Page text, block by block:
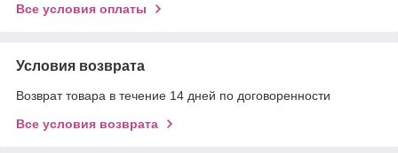
Все условия оплаты
Условия возврата
Возврат товара в течение 14 дней по договоренности
Все условия возврата